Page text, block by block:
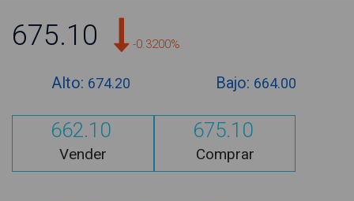
675.10 -0.3200%
Alto: 674.20 Bajo: 664.00
662.10
Vender
675.10
Comprar